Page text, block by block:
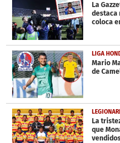
10
seconds
La
destaca
coloca
LIGA
Mario
de
La
que